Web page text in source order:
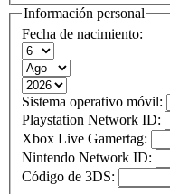
Información personal
Fecha de nacimiento:
Sistema operativo móvil:
Playstation Network ID:
Xbox Live Gamertag:
Nintendo Network ID:
Código de 3DS: